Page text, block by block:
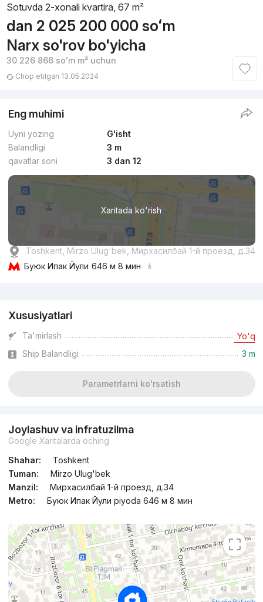
Sotuvda 2-xonali kvartira, 67 m²
dan 2 025 200 000 soʻm
Narx so'rov bo'yicha
30 226 866 soʻmm² uchun
Chop etilgan 13.05.2024
Eng muhimi
Uyni yozing
G'isht
Balandligi
3 m
qavatlar soni
3 dan 12
Xaritada ko'rish
Toshkent, Mirzo Ulug'bek, Мирхасилбай 1-й проезд, д.34
Буюк Ипак Йули 646 м 8 мин
Xususiyatlari
Ta'mirlash Yo'q
Ship Balandligi 3 m
Parametrlarni ko'rsatish
Joylashuv va infratuzilma
Google Xaritalarda oching
Shahar:
Toshkent
Tuman:
Mirzo Ulug'bek
Manzil:
Мирхасилбай 1-й проезд, д.34
Metro:
Буюк Ипак Йули piyoda 646 м 8 мин